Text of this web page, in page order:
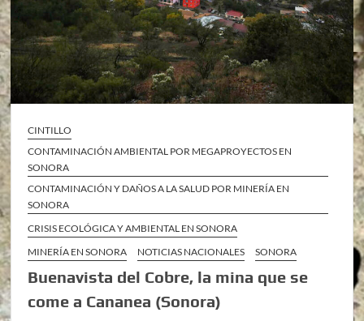
CINTILLO
CONTAMINACIÓN AMBIENTAL POR MEGAPROYECTOS EN
SONORA
CONTAMINACIÓN Y DAÑOS A LA SALUD POR MINERÍA EN
SONORA
CRISIS ECOLÓGICA Y AMBIENTAL EN SONORA
MINERÍA EN SONORA
NOTICIAS NACIONALES SONORA
Buenavista del Cobre, la mina que se
come a Cananea (Sonora)